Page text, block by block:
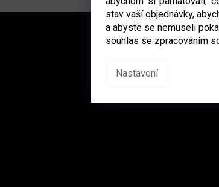
stav vaší objednávky,
a abyste se nemuseli
souhlas se zpracováním
Nastavení